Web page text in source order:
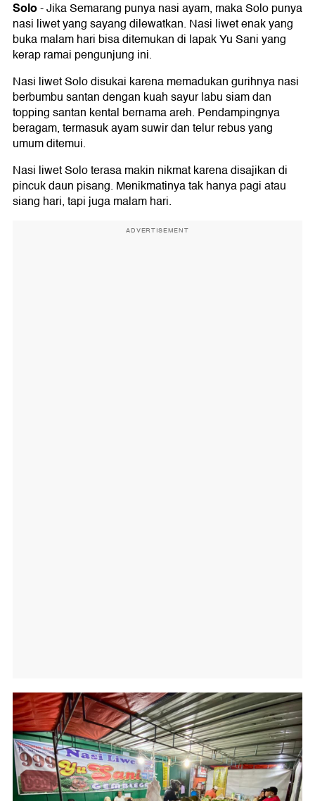
Solo-Jika Semarang punya nasi ayam, maka Solo punya
nasi liwet yang sayang dilewatkan. Nasi liwet enak yang
buka malam hari bisa ditemukan di lapak Yu Sani yang
kerap ramai pengunjung ini.
Nasi liwet Solo disukai karena memadukan gurihnya nasi
berbumbu santan dengan kuah sayur labu siam dan
topping santan kental bernama areh. Pendampingnya
beragam, termasuk ayam suwir dan telur rebus yang
umum ditemui.
Nasi liwet Solo terasa makin nikmat karena disajikan di
pincuk daun pisang. Menikmatinya tak hanya pagi atau
siang hari, tapi juga malam hari.
ADVERTISEMENT